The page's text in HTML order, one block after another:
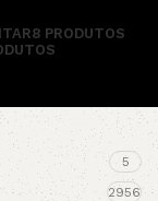
8 PRODUTOS
5
2956